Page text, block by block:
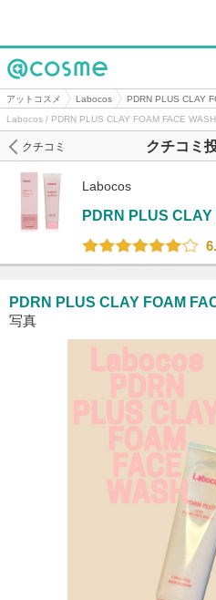
@cosme
アットコスメ Labocos PDRN PLUS CLAY
Labocos / PDRN PLUS CLAY FOAM FACE
クチコミ
クチコミ
Labocos
PDRN PLUS
PDRN PLUS CLAY FOAM
写真